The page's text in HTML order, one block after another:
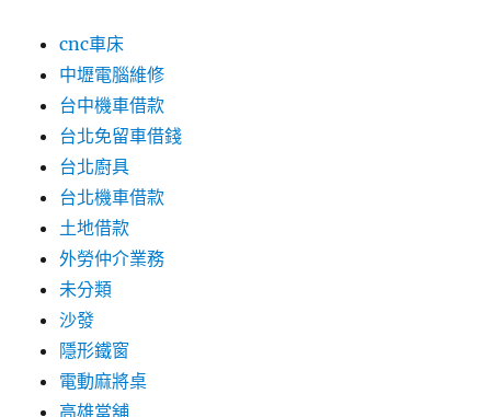
cnc車床
中壢電腦維修
台中機車借款
台北免留車借錢
台北廚具
台北機車借款
土地借款
外勞仲介業務
未分類
沙發
隱形鐵窗
電動麻將桌
高雄當舖